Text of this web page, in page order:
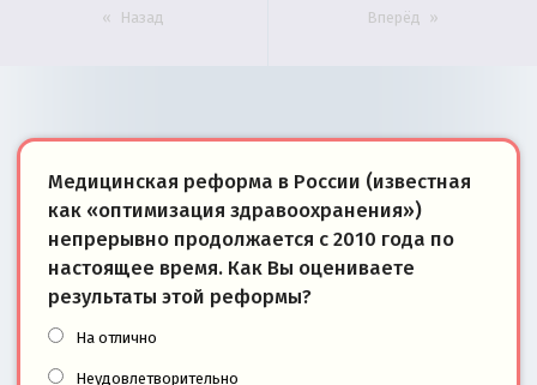
Назад Вперёд
Медицинская реформа в России (известная
как «оптимизация здравоохранения»)
непрерывно продолжается с 2010 года по
настоящее время. Как Вы оцениваете
результаты этой реформы?
На отлично
Неудовлетворительно